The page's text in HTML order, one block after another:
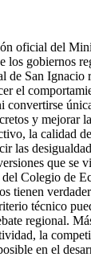
oficial del
gobiernos
San Ignacio
el
convertirse
y mejorar
la calidad
las
que se
Colegio de
tienen
técnico
regional.
la
en el